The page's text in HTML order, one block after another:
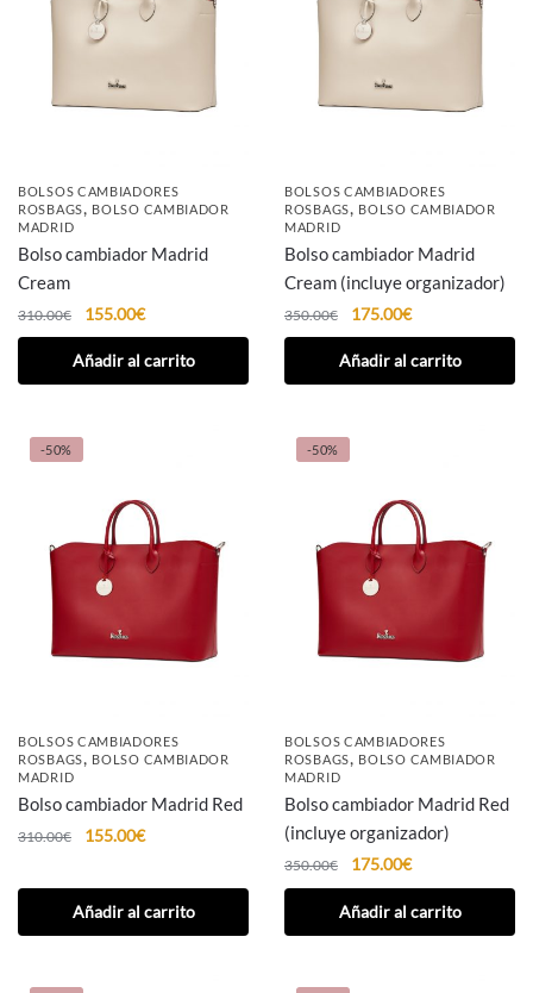
BOLSOS CAMBIADORES
ROSBAGS, BOLSO CAMBIADOR
MADRID
Bolso cambiador Madrid
Cream
310.00€ 155.00€
Añadir al carrito
BOLSOS CAMBIADORES
ROSBAGS, BOLSO CAMBIADOR
MADRID
Bolso cambiador Madrid
Cream (incluye organizador)
350.00€ 175.00€
Añadir al carrito
-50%
BOLSOS CAMBIADORES
ROSBAGS, BOLSO CAMBIADOR
MADRID
Bolso cambiador Madrid Red
310.00€ 155.00€
Añadir al carrito
-50%
BOLSOS CAMBIADORES
ROSBAGS, BOLSO CAMBIADOR
MADRID
Bolso cambiador Madrid Red
(incluye organizador)
350.00€ 175.00€
Añadir al carrito